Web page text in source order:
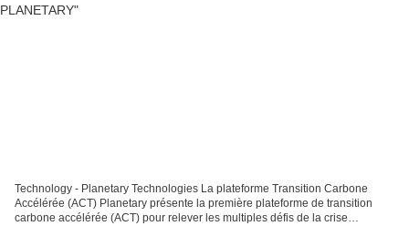
Technology - Planetary Technologies La plateforme Transition Carbone
Accélérée (ACT) Planetary présente la première plateforme de transition
carbone accélérée (ACT) pour relever les multiples défis de la crise